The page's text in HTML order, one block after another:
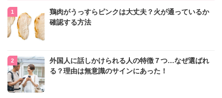
鶏肉がうっすらピンクは大丈夫？火が通っているか
確認する方法
外国人に話しかけられる人の特徴７つ…なぜ選ばれ
る？理由は無意識のサインにあった！